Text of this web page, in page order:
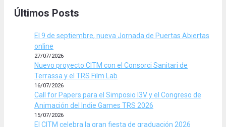
Últimos Posts
El 9 de septiembre, nueva Jornada de Puertas Abiertas
online
27/07/2026
Nuevo proyecto CITM con el Consorci Sanitari de
Terrassa y el TRS Film Lab
16/07/2026
Call for Papers para el Simposio I3V y el Congreso de
Animación del Indie Games TRS 2026
15/07/2026
El CITM celebra la gran fiesta de graduación 2026